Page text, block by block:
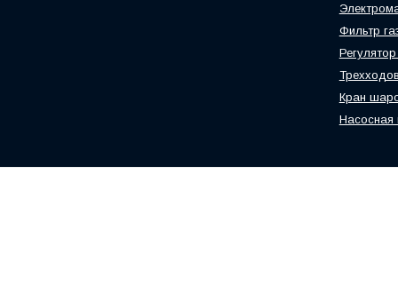
Фильтр
Кран
Насосная